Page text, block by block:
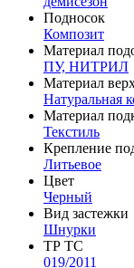
Подносок
Композит
Материал
ПУ, НИТРИЛ
Материал
Натуральная
Материал
Текстиль
Крепление
Литьевое
Цвет
Черный
Вид застежки
Шнурки
ТР ТС
019/2011